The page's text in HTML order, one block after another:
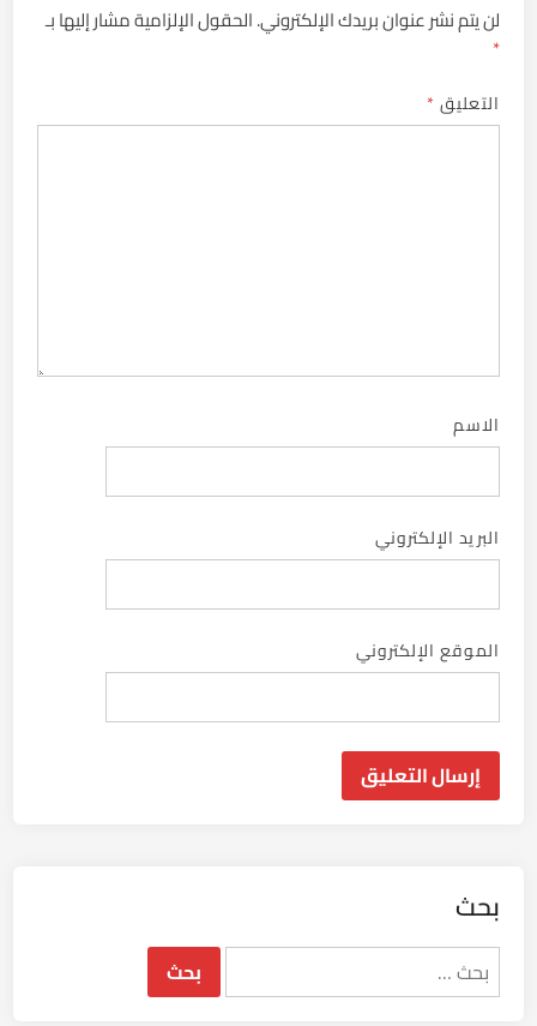
لن يتم نشر عنوان بريدك الإلكتروني.الحقول الإلزامية مشار إليها بـ
*
التعليق*
الاسم
البريد الإلكتروني
الموقع الإلكتروني
بحث
البحث
عن: